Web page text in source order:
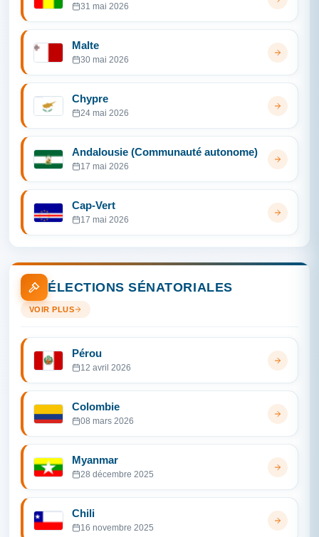
31 mai 2026
Malte
30 mai 2026
Chypre
24 mai 2026
Andalousie (Communauté autonome)
17 mai 2026
Cap-Vert
17 mai 2026
ÉLECTIONS SÉNATORIALES
VOIR PLUS
Pérou
12 avril 2026
Colombie
08 mars 2026
Myanmar
28 décembre 2025
Chili
16 novembre 2025